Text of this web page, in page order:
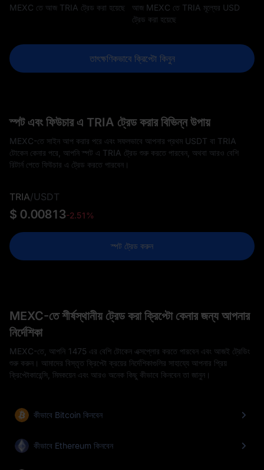
MEXC তে আজ TRIA ট্রেড করা হয়েছে
আজ MEXC তে TRIA মূল্যের USD
ট্রেড করা হয়েছে
তাৎক্ষণিকভাবে ক্রিপ্টো কিনুন
স্পট এবং ফিউচার এ TRIA ট্রেড করার বিভিন্ন উপায়
MEXC-তে সাইন আপ করার পরে এবং সফলভাবে আপনার প্রথম USDT বা TRIA
টোকেন কেনার পরে, আপনি স্পট এ TRIA ট্রেড শুরু করতে পারবেন, অথবা আরও বেশি
রিটার্ন পেতে ফিউচার এ ট্রেড করতে পারবেন।
TRIA/USDT
$ 0.00813-2.51%
স্পট ট্রেড করুন
MEXC-তে শীর্ষস্থানীয় ট্রেড করা ক্রিপ্টো কেনার জন্য আপনার
নির্দেশিকা
MEXC-তে, আপনি 1475 এর বেশি টোকেন এক্সপ্লোর করতে পারবেন এবং আজই ট্রেডিং
শুরু করুন। আমাদের বিস্তৃত ক্রিপ্টো ক্রয়ের নির্দেশিকাগুলির সাহায্যে আপনার প্রিয়
ক্রিপ্টোকারেন্সি, মিমকয়েন এবং আরও অনেক কিছু কীভাবে কিনবেন তা জানুন।
কীভাবে Bitcoin কিনবেন
কীভাবে Ethereum কিনবেন